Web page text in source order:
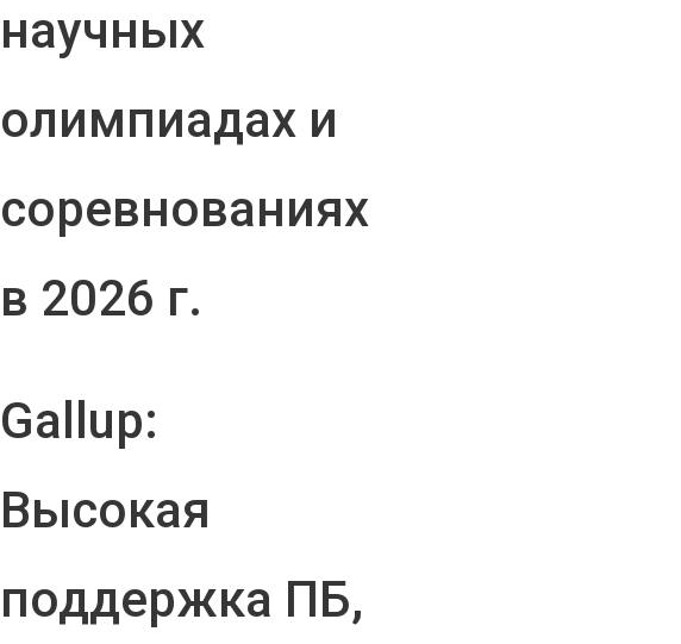
научных
олимпиадах и
соревнованиях
в 2026 г.
Gallup:
Высокая
поддержка ПБ,